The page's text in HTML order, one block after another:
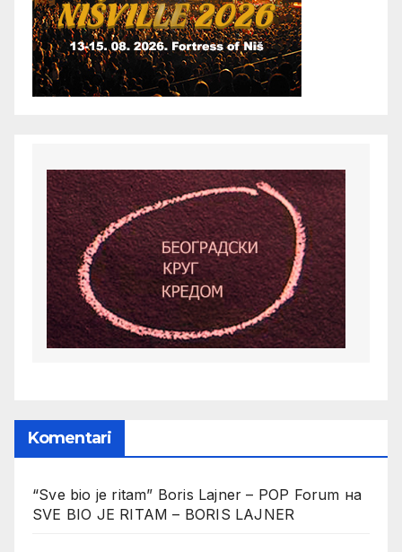
Komentari
“Sve bio je ritam” Boris Lajner – POP Forum на
SVE BIO JE RITAM – BORIS LAJNER